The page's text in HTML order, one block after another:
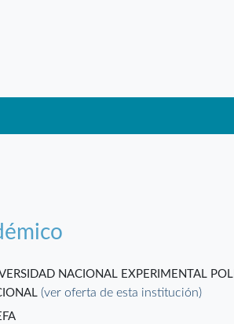
NACIONAL EXPERIMENTAL
(ver oferta de esta institución)